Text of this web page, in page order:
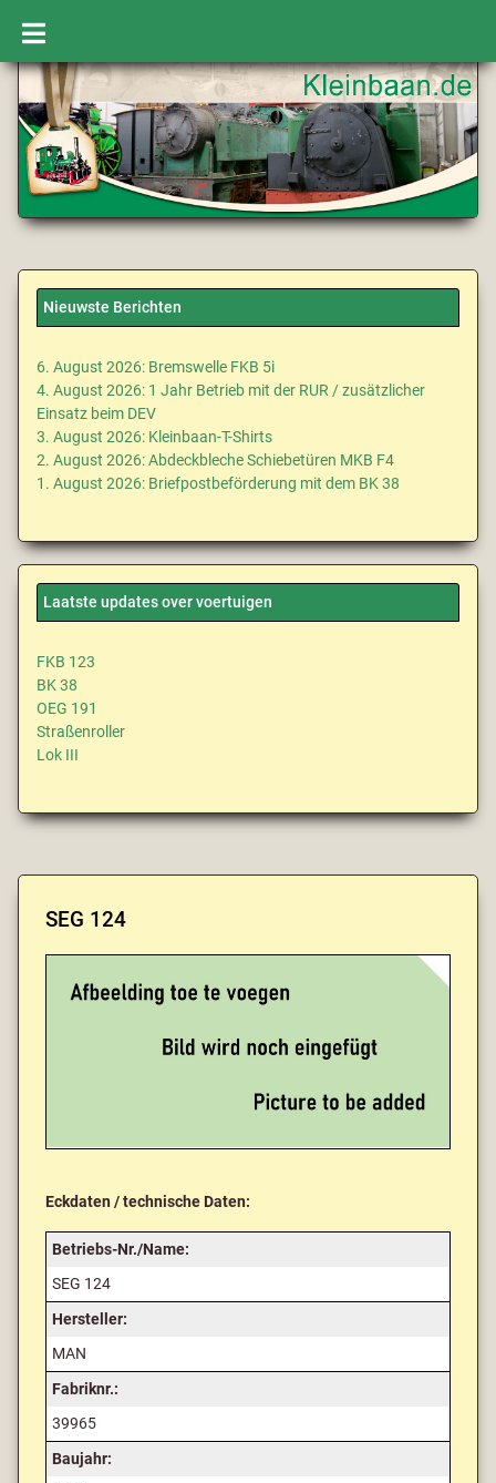
Nieuwste Berichten
6. August 2026: Bremswelle FKB 5i
4. August 2026: 1 Jahr Betrieb mit der RUR / zusätzlicher
Einsatz beim DEV
3. August 2026: Kleinbaan-T-Shirts
2. August 2026: Abdeckbleche Schiebetüren MKB F4
1. August 2026: Briefpostbeförderung mit dem BK 38
Laatste updates over voertuigen
FKB 123
BK 38
OEG 191
Straßenroller
Lok III
SEG 124
Eckdaten / technische Daten:
Betriebs-Nr./Name:
SEG 124
Hersteller:
MAN
Fabriknr.:
39965
Baujahr: